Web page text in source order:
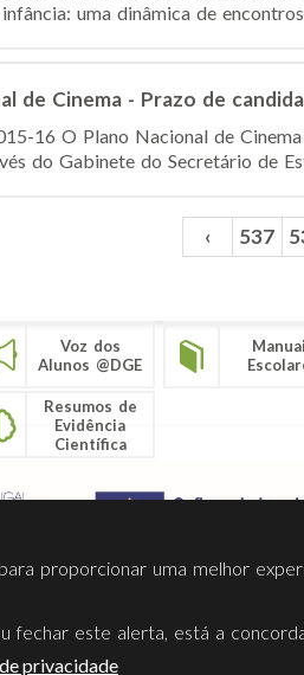
uma dinâmica de
de Cinema - Prazo de
16 O Plano Nacional de
do Gabinete do Secretário de
‹ 537
Voz dos
Alunos @DGE
Resumos de
Evidência
Científica
Termos Utilização
proporcionar uma melhor
fechar este alerta, está a
privacidade